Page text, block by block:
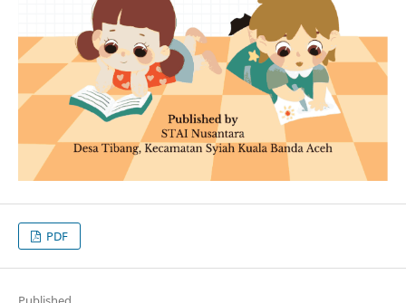
PDF